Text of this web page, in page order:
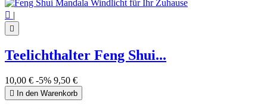
 |

Teelichthalter Feng Shui...
10,00 € -5% 9,50 €
 In den Warenkorb